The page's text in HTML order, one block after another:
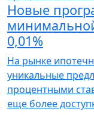
Новые
0,01%
На рынке
уникальные
процентными
еще более